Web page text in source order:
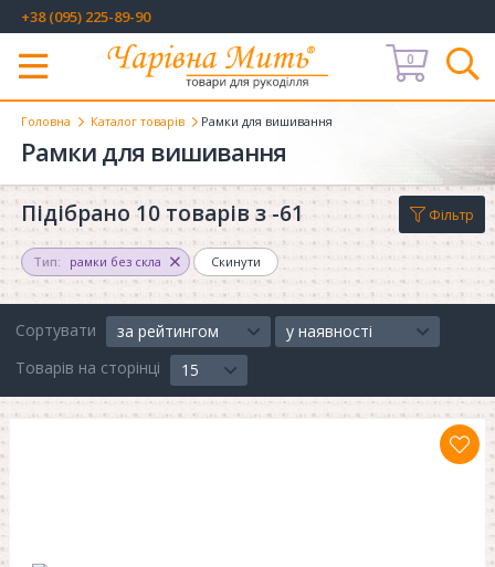
+38 (095) 225-89-90
Меню
0
Головна Каталог товарів Рамки для вишивання
Рамки для вишивання
Підібрано 10 товарів з -61
Тип: рамки без скла Скинути
Сортувати за рейтингом
у наявності
Товарів на сторінці
15
Фільтр